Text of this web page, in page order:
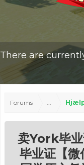
There are
Forums ...
卖York毕
毕业证【